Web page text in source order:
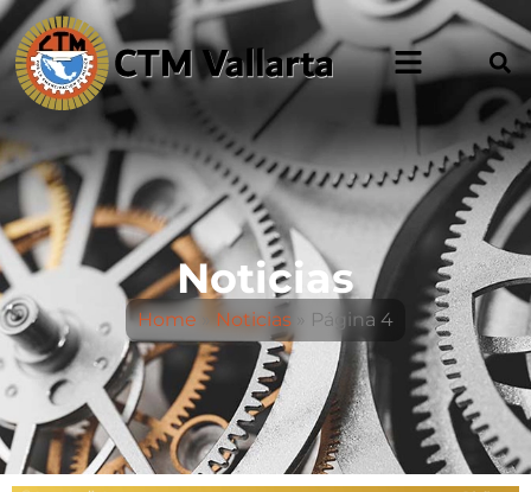
Noticias
Home Noticias Página 4